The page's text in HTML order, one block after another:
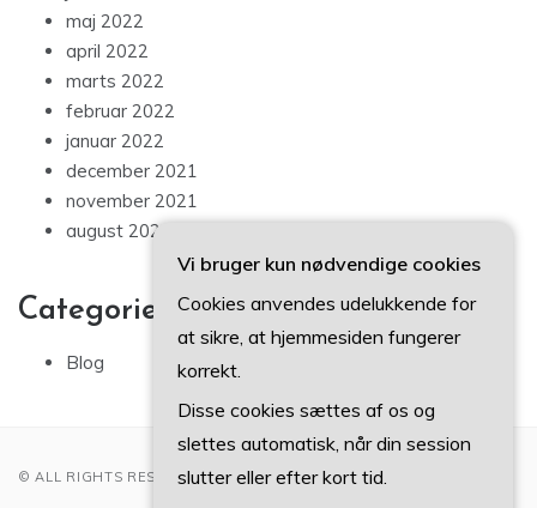
maj 2022
april 2022
marts 2022
februar 2022
januar 2022
december 2021
november 2021
august 2021
Categories
Blog
© ALL RIGHTS RESERVED 2022
Vi bruger kun nødvendige cookies
Cookies anvendes udelukkende for
at sikre, at hjemmesiden fungerer
korrekt.
Disse cookies sættes af os og
slettes automatisk, når din session
slutter eller efter kort tid.